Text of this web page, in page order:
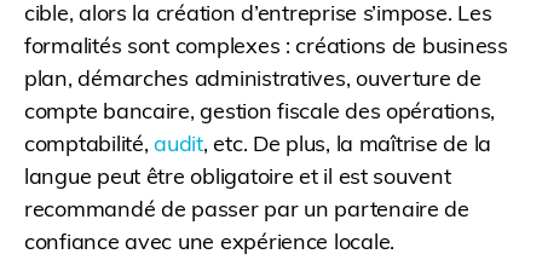
cible, alors la création d’entreprise s’impose. Les
formalités sont complexes : créations de business
plan, démarches administratives, ouverture de
compte bancaire, gestion fiscale des opérations,
comptabilité,audit, etc. De plus, la maîtrise de la
langue peut être obligatoire et il est souvent
recommandé de passer par un partenaire de
confiance avec une expérience locale.